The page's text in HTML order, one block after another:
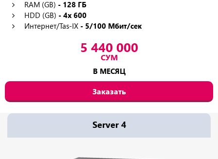
RAM (GB) - 128 ГБ
HDD (GB) - 4x 600
Интернет/Tas-IX - 5/100 Мбит/сек
5 440 000
СУМ
В МЕСЯЦ
Заказать
Server 4